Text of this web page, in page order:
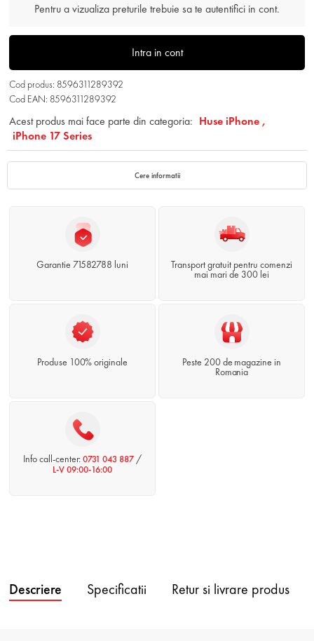
Pentru a vizualiza preturile trebuie sa te autentifici in cont.
Intra in cont
Cod produs: 8596311289392
Cod EAN: 8596311289392
Acest produs mai face parte din categoria: Huse iPhone ,
iPhone 17 Series
Cere informatii
Garantie 71582788 luni
Transport gratuit pentru comenzi
mai mari de 300 lei
Produse 100% originale
Peste 200 de magazine in
Romania
Info call-center:0731 043 887 /
L-V 09:00-16:00
Descriere Specificatii Retur si livrare produs